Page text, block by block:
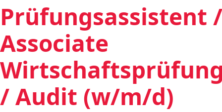
Prüfungsassistent /
Associate
/ Audit (w/m/d)